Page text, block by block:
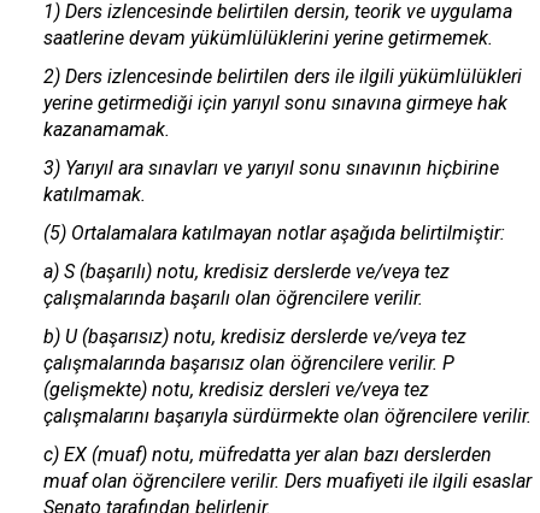
1) Ders izlencesinde belirtilen dersin, teorik ve uygulama
saatlerine devam yükümlülüklerini yerine getirmemek.
2) Ders izlencesinde belirtilen ders ile ilgili yükümlülükleri
yerine getirmediği için yarıyıl sonu sınavına girmeye hak
kazanamamak.
3) Yarıyıl ara sınavları ve yarıyıl sonu sınavının hiçbirine
katılmamak.
(5) Ortalamalara katılmayan notlar aşağıda belirtilmiştir:
a) S (başarılı) notu, kredisiz derslerde ve/veya tez
çalışmalarında başarılı olan öğrencilere verilir.
b) U (başarısız) notu, kredisiz derslerde ve/veya tez
çalışmalarında başarısız olan öğrencilere verilir. P
(gelişmekte) notu, kredisiz dersleri ve/veya tez
çalışmalarını başarıyla sürdürmekte olan öğrencilere verilir.
c) EX (muaf) notu, müfredatta yer alan bazı derslerden
muaf olan öğrencilere verilir. Ders muafiyeti ile ilgili esaslar
Senato tarafından belirlenir.